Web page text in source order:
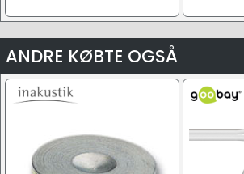
ANDRE KØBTE OGSÅ